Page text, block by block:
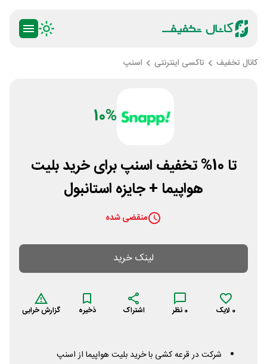
کانال تخفیف تاکسی اینترنتی اسنپ
10%
تا 10% تخفیف اسنپ برای خرید بلیت
هواپیما + جایزه استانبول
منقضی شده
لینک خرید
0 لایک 0 نظر اشتراک ذخیره گزارش خرابی
شرکت در قرعه کشی با خرید بلیت هواپیما از اسنپ